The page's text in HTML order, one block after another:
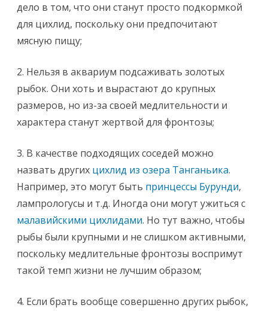
дело в том, что они станут просто подкормкой
для цихлид, поскольку они предпочитают
мясную пищу;
2. Нельзя в аквариум подсаживать золотых
рыбок. Они хоть и вырастают до крупных
размеров, но из-за своей медлительности и
характера станут жертвой для фронтозы;
3. В качестве подходящих соседей можно
назвать других цихлид из озера Танганьика.
Например, это могут быть принцессы Бурунди,
лампрологусы и т.д. Иногда они могут ужиться с
малавийскими цихлидами. Но тут важно, чтобы
рыбы были крупными и не слишком активными,
поскольку медлительные фронтозы воспримут
такой темп жизни не лучшим образом;
4. Если брать вообще совершенно других рыбок,